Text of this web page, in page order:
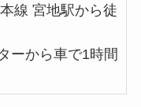
線 宮地駅から徒
ーから車で1時間